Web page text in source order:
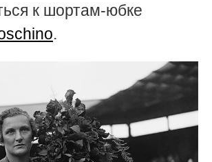
к шортам-юбке
.